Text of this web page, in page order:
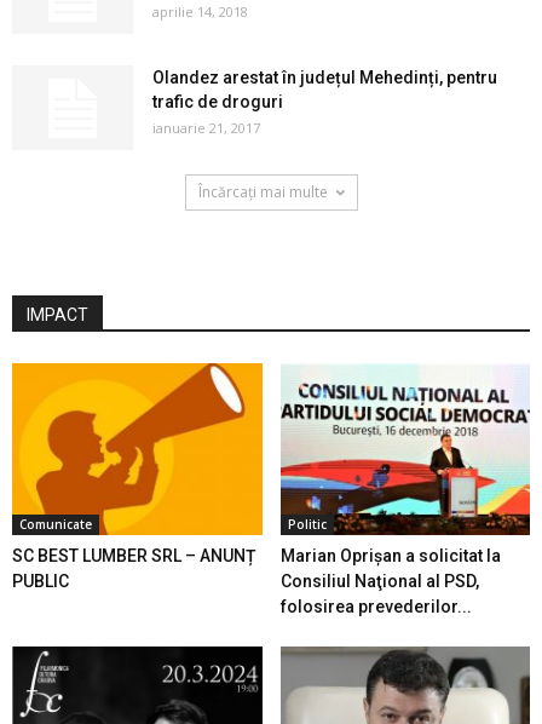
aprilie 14, 2018
Olandez arestat în județul Mehedinți, pentru
trafic de droguri
ianuarie 21, 2017
Încărcați mai multe
IMPACT
Comunicate
SC BEST LUMBER SRL – ANUNȚ
PUBLIC
Politic
Marian Oprişan a solicitat la
Consiliul Naţional al PSD,
folosirea prevederilor...